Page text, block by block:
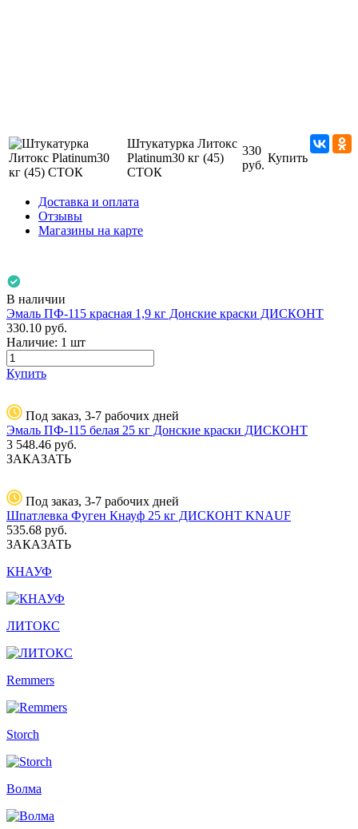
Штукатурка Литокс
Platinum30 кг (45)
СТОК
330
руб.
Купить
Доставка и оплата
Отзывы
Магазины на карте
В наличии
Эмаль ПФ-115 красная 1,9 кг Донские краски ДИСКОНТ
330.10 руб.
Наличие: 1 шт
Купить
Под заказ, 3-7 рабочих дней
Эмаль ПФ-115 белая 25 кг Донские краски ДИСКОНТ
3 548.46 руб.
ЗАКАЗАТЬ
Под заказ, 3-7 рабочих дней
Шпатлевка Фуген Кнауф 25 кг ДИСКОНТ KNAUF
535.68 руб.
ЗАКАЗАТЬ
КНАУФ
ЛИТОКС
Remmers
Storch
Волма